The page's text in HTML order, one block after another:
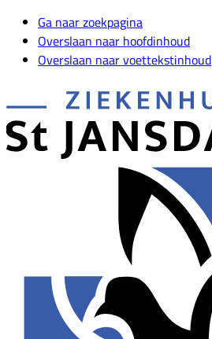
Ga naar zoekpagina
Overslaan naar hoofdinhoud
Overslaan naar voettekstinhoud